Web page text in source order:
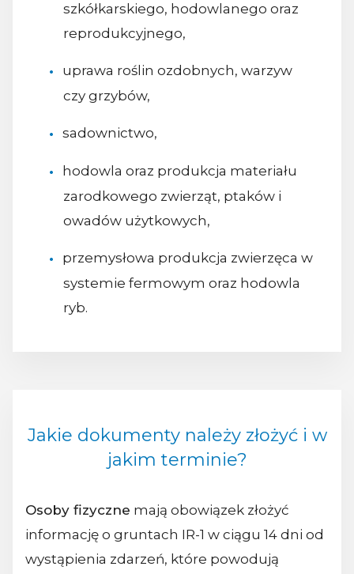
szkółkarskiego, hodowlanego oraz
reprodukcyjnego,
uprawa roślin ozdobnych, warzyw
czy grzybów,
sadownictwo,
hodowla oraz produkcja materiału
zarodkowego zwierząt, ptaków i
owadów użytkowych,
przemysłowa produkcja zwierzęca w
systemie fermowym oraz hodowla
ryb.
Jakie dokumenty należy złożyć i w
jakim terminie?
Osoby fizyczne mają obowiązek złożyć
informację o gruntach IR-1 w ciągu 14 dni od
wystąpienia zdarzeń, które powodują